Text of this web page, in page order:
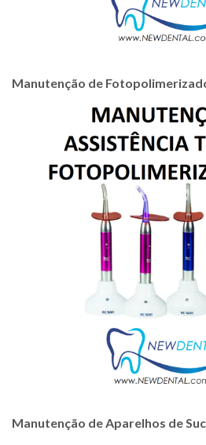
Manutenção de
Manutenção de Aparelhos de